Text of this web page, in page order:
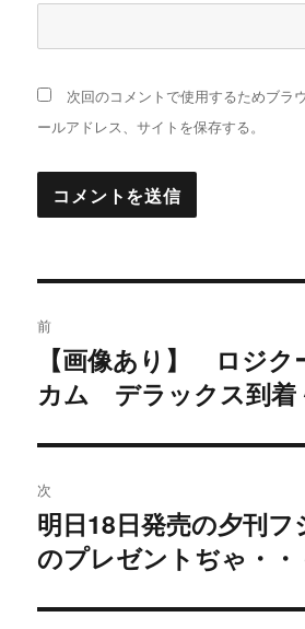
次回のコメントで使用するためブラ
ールアドレス、サイトを保存する。
稿
ナ
ビ
ゲ
ー
シ
前
去
投
稿:
【画像あり】 ロジ
カム デラックス到着
次
次
の
稿:
明日18日発売の夕刊
のプレゼントぢゃ・・